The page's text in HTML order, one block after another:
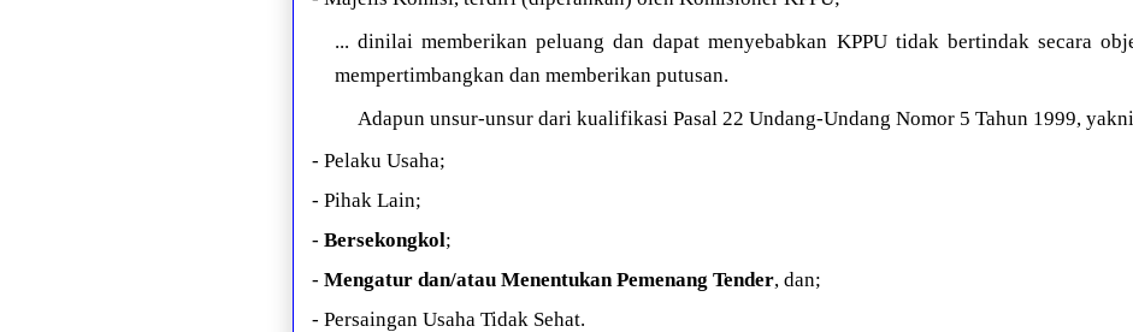
... dinilai memberikan peluang dan dapat menyebabkan KPPU tidak bertindak secara
mempertimbangkan dan memberikan putusan.
Adapun unsur-unsur dari kualifikasi Pasal 22 Undang-Undang Nomor 5 Tahun 1999,
- Pelaku Usaha;
- Pihak Lain;
- Bersekongkol;
- Mengatur dan/atau Menentukan Pemenang Tender, dan;
- Persaingan Usaha Tidak Sehat.